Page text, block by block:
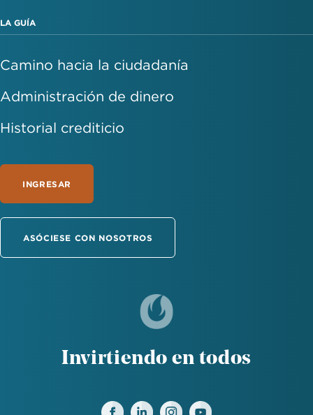
LA GUÍA
Camino hacia la ciudadanía
Administración de dinero
Historial crediticio
INGRESAR
ASÓCIESE CON NOSOTROS
Invirtiendo en todos